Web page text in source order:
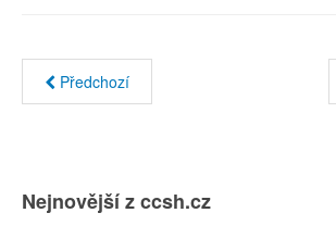
Předchozí
Nejnovější z ccsh.cz